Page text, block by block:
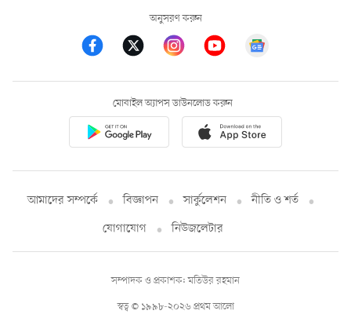
অনুসরণ করুন
মোবাইল অ্যাপস ডাউনলোড করুন
আমাদের সম্পর্কে বিজ্ঞাপন সার্কুলেশন
নীতি ও শর্ত
যোগাযোগ
নিউজলেটার
স্বত্ব © ১৯৯৮-২০২৬ প্রথম আলো
সম্পাদক ও প্রকাশক: মতিউর রহমান